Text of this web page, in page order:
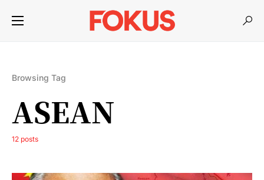
Browsing Tag
ASEAN
12 posts